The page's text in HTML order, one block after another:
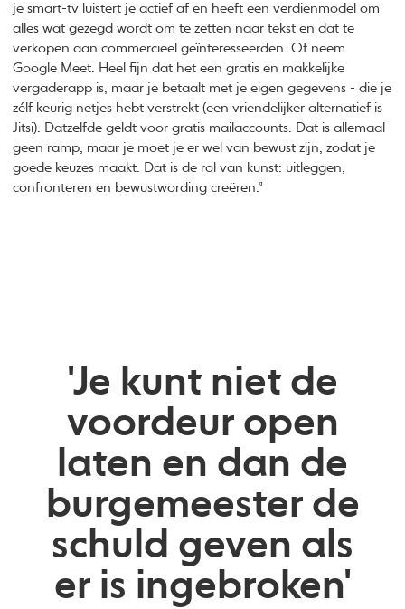
je smart-tv luistert je actief af en heeft een verdienmodel om
alles wat gezegd wordt om te zetten naar tekst en dat te
verkopen aan commercieel geïnteresseerden. Of neem
Google Meet. Heel fijn dat het een gratis en makkelijke
vergaderapp is, maar je betaalt met je eigen gegevens - die je
zélf keurig netjes hebt verstrekt (een vriendelijker alternatief is
Jitsi). Datzelfde geldt voor gratis mailaccounts. Dat is allemaal
geen ramp, maar je moet je er wel van bewust zijn, zodat je
goede keuzes maakt. Dat is de rol van kunst: uitleggen,
confronteren en bewustwording creëren.”
'Je kunt niet de
voordeur open
laten en dan de
burgemeester de
schuld geven als
er is ingebroken'